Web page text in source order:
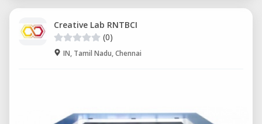
Creative Lab RNTBCI
(0)
IN, Tamil Nadu, Chennai